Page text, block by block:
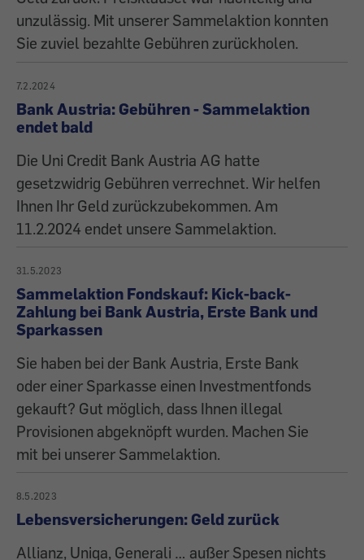
unzulässig. Mit unserer Sammelaktion konnten
Sie zuviel bezahlte Gebühren zurückholen.
7.2.2024
Bank Austria: Gebühren - Sammelaktion
endet bald
Die Uni Credit Bank Austria AG hatte
gesetzwidrig Gebühren verrechnet. Wir helfen
Ihnen Ihr Geld zurückzubekommen. Am
11.2.2024 endet unsere Sammelaktion.
31.5.2023
Sammelaktion Fondskauf: Kick-back-
Zahlung bei Bank Austria, Erste Bank und
Sparkassen
Sie haben bei der Bank Austria, Erste Bank
oder einer Sparkasse einen Investmentfonds
gekauft? Gut möglich, dass Ihnen illegal
Provisionen abgeknöpft wurden. Machen Sie
mit bei unserer Sammelaktion.
8.5.2023
Lebensversicherungen: Geld zurück
Allianz, Uniqa, Generali … außer Spesen nichts